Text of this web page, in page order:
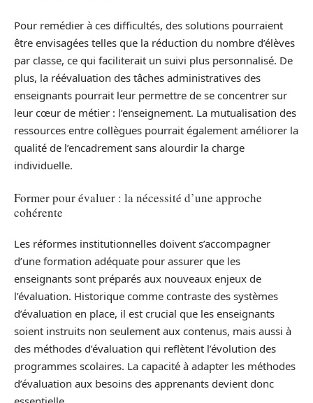
Pour remédier à ces difficultés, des solutions pourraient
être envisagées telles que la réduction du nombre d’élèves
par classe, ce qui faciliterait un suivi plus personnalisé. De
plus, la réévaluation des tâches administratives des
enseignants pourrait leur permettre de se concentrer sur
leur cœur de métier : l’enseignement. La mutualisation des
ressources entre collègues pourrait également améliorer la
qualité de l’encadrement sans alourdir la charge
individuelle.
Former pour évaluer : la nécessité d’une approche
cohérente
Les réformes institutionnelles doivent s’accompagner
d’une formation adéquate pour assurer que les
enseignants sont préparés aux nouveaux enjeux de
l’évaluation. Historique comme contraste des systèmes
d’évaluation en place, il est crucial que les enseignants
soient instruits non seulement aux contenus, mais aussi à
des méthodes d’évaluation qui reflètent l’évolution des
programmes scolaires. La capacité à adapter les méthodes
d’évaluation aux besoins des apprenants devient donc